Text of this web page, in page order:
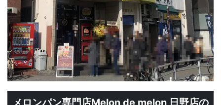
メロンパン専門店Melon de melon 日野店の